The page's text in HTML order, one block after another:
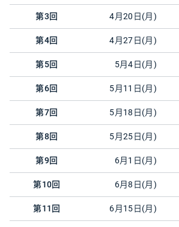
第3回 4月20日(月)
第4回 4月27日(月)
第5回 5月4日(月)
第6回 5月11日(月)
第7回 5月18日(月)
第8回 5月25日(月)
第9回 6月1日(月)
第10回 6月8日(月)
第11回 6月15日(月)